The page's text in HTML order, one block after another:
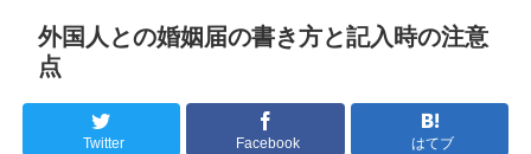
外国人との婚姻届の書き方と記入時の注意
点
Twitter Facebook はてブ